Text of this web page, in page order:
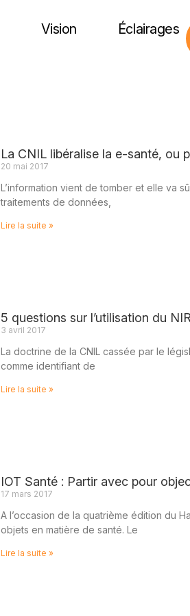
Vision Éclairages
La CNIL libéralise la e-santé, ou
20 mai 2017
L’information vient de tomber et elle va
traitements de données,
Lire la suite »
5 questions sur l’utilisation du
3 avril 2017
La doctrine de la CNIL cassée par le
comme identifiant de
Lire la suite »
IOT Santé : Partir avec pour
17 mars 2017
A l’occasion de la quatrième édition du
objets en matière de santé. Le
Lire la suite »